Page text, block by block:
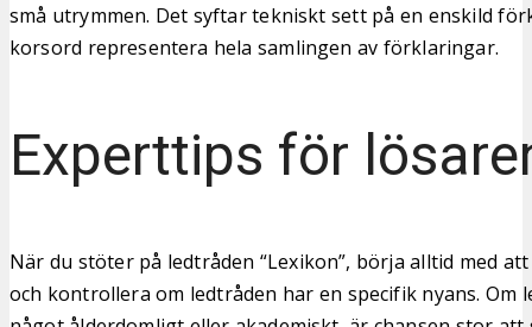
små utrymmen. Det syftar tekniskt sett på en enskild
korsord representera hela samlingen av förklaringar.
Experttips för
När du stöter på ledtråden “Lexikon”, börja alltid med
och kontrollera om ledtråden har en specifik nyans. Om